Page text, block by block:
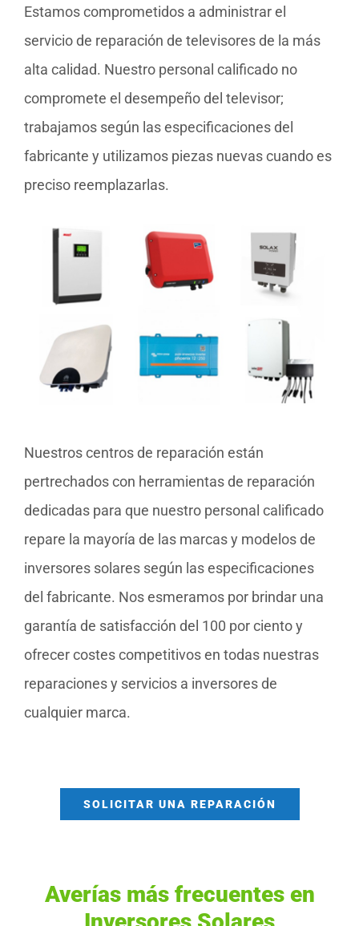
Estamos comprometidos a administrar el
servicio de reparación de televisores de la más
alta calidad. Nuestro personal calificado no
compromete el desempeño del televisor;
trabajamos según las especificaciones del
fabricante y utilizamos piezas nuevas cuando es
preciso reemplazarlas.
Nuestros centros de reparación están
pertrechados con herramientas de reparación
dedicadas para que nuestro personal calificado
repare la mayoría de las marcas y modelos de
inversores solares según las especificaciones
del fabricante. Nos esmeramos por brindar una
garantía de satisfacción del 100 por ciento y
ofrecer costes competitivos en todas nuestras
reparaciones y servicios a inversores de
cualquier marca.
SOLICITAR UNA REPARACIÓN
Averías más frecuentes en